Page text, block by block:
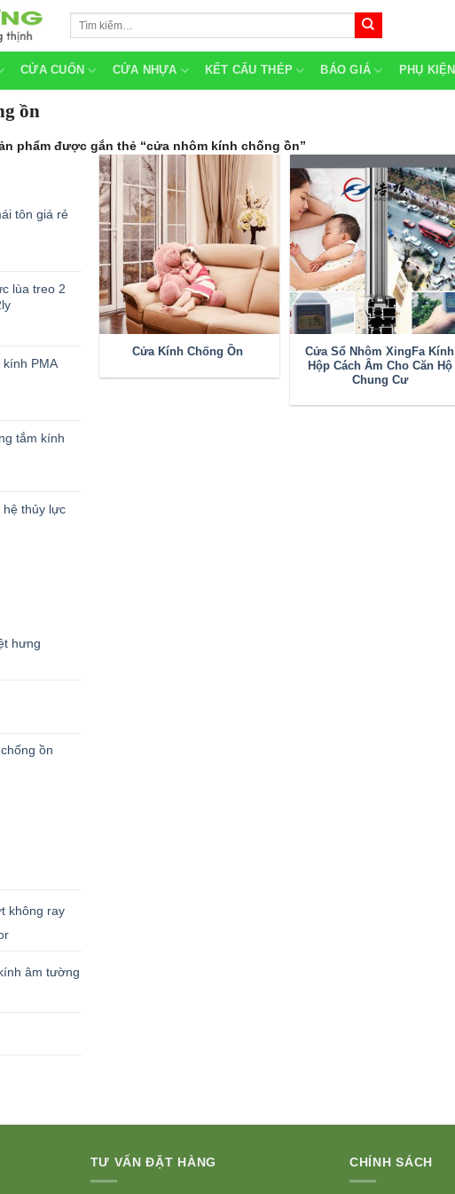
Tìm
CỬA CUỐN CỬA NHỰA KẾT CẤU THÉP BÁO GIÁ PHỤ KIỆN
ồn
phẩm được gắn thẻ “cửa nhôm kính chống ồn”
tôn giá rẻ
lùa treo 2
PMA
tắm kính
hệ thủy lực
hưng
ồn
không ray
âm tường
Cửa Kính Chống Ồn
Cửa Sổ Nhôm XingFa Kính
Hộp Cách Âm Cho Căn Hộ
Chung Cư
TƯ VẤN ĐẶT HÀNG CHÍNH SÁCH